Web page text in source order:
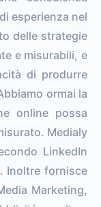
esperienza nel
delle strategie
e misurabili, e
di produrre
ormai la
online possa
Medialy
LinkedIn
Inoltre fornisce
Marketing,